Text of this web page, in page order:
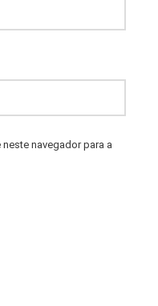
navegador para a